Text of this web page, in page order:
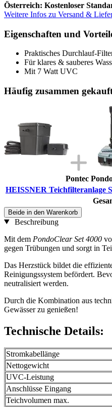
Österreich: Kostenloser
Weitere Infos zu Versand &
Eigenschaften und
Praktisches Durchlauf-
Für klares & sauberes
Mit 7 Watt UVC
Häufig zusammen
Pontec
HEISSNER Teichfilteranlage
Beide in den Warenkorb
Beschreibung
Mit dem PondoClear Set 4000
gegen Trübungen und sorgt in
Das Herzstück bildet die
Reinigungssystem befördert.
neutralisiert werden.
Durch die Kombination aus
Gewässer zu genießen!
Technische Details:
Stromkabellänge
Nettogewicht
UVC-Leistung
Anschlüsse Eingang
Teichvolumen max.